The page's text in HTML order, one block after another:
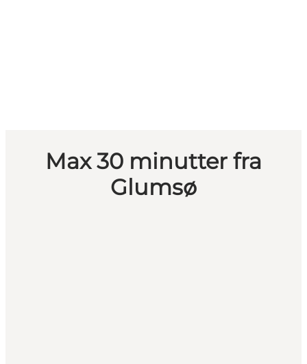
Max 30 minutter fra
Glumsø